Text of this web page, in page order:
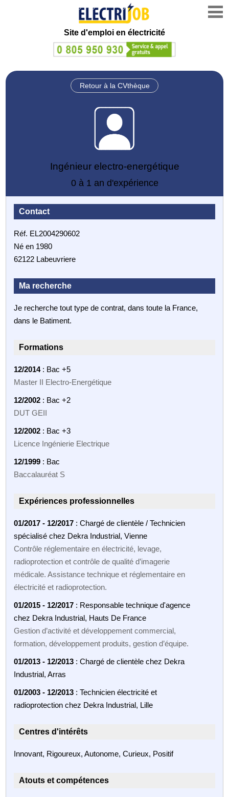
Site d'emploi en électricité
Retour à la CVthèque
Ingénieur electro-energétique
0 à 1 an d'expérience
Contact
Réf. EL2004290602
Né en 1980
62122 Labeuvriere
Ma recherche
Je recherche tout type de contrat, dans toute la France,
dans le Batiment.
Formations
12/2014: Bac +5
Master II Electro-Energétique
12/2002 : Bac +2
DUT GEII
12/2002 : Bac +3
Licence Ingénierie Electrique
12/1999 : Bac
Baccalauréat S
Expériences professionnelles
01/2017 - 12/2017 : Chargé de clientèle / Technicien
spécialisé chez Dekra Industrial, Vienne
Contrôle réglementaire en électricité, levage,
radioprotection et contrôle de qualité d’imagerie
médicale. Assistance technique et réglementaire en
électricité et radioprotection.
01/2015 - 12/2017 : Responsable technique d'agence
chez Dekra Industrial, Hauts De France
Gestion d’activité et développement commercial,
formation, développement produits, gestion d’équipe.
01/2013 - 12/2013 : Chargé de clientèle chez Dekra
Industrial, Arras
01/2003 - 12/2013 : Technicien électricité et
radioprotection chez Dekra Industrial, Lille
Centres d'intérêts
Innovant, Rigoureux, Autonome, Curieux, Positif
Atouts et compétences